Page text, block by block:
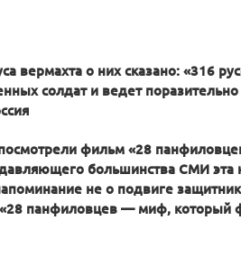
вермахта о них сказано: «316
солдат и ведет
фильм «28
большинства СМИ эта
не о подвиге
панфиловцев — миф, который